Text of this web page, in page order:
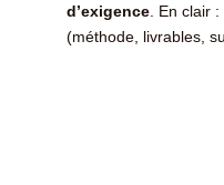
d’exigence. En clair
(méthode, livrables,